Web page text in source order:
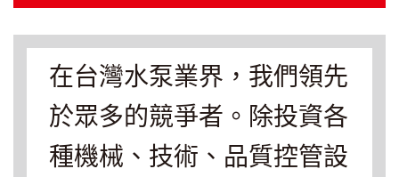
在台灣水泵業界，我們領先
於眾多的競爭者。除投資各
種機械、技術、品質控管設